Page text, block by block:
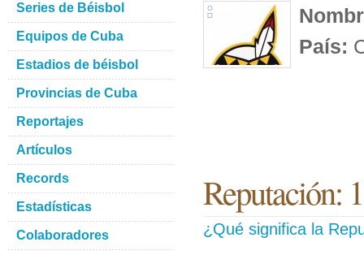
País:
Reputación:
¿Qué significa la
Series de Béisbol
Equipos de Cuba
Estadios de béisbol
Provincias de Cuba
Reportajes
Artículos
Records
Estadísticas
Colaboradores